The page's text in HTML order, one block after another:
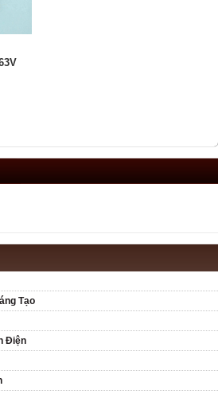
Tạo
Điện